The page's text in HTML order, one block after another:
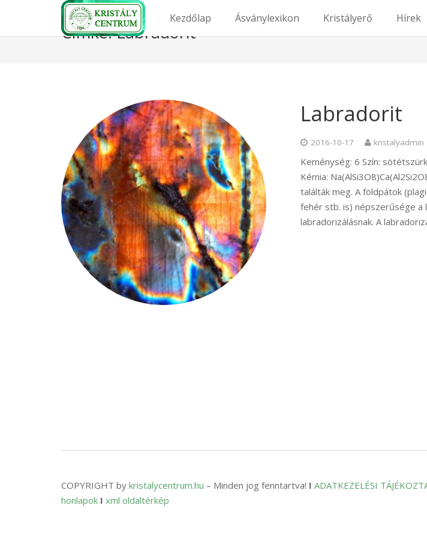
Kezdőlap Ásványlexikon Kristályerő Hírek
Címke:Labradorit
Labradorit
2016-10-17 kristalyadmin
Keménység: 6 Szín:
Kémia:
találták meg. A földpátok
fehér stb. is) népszerűsége a
labradorizálásnak. A
COPYRIGHT by kristalycentrum.hu – Minden jog fenntartva! I ADATKEZELÉSI
honlapok I xml oldaltérkép